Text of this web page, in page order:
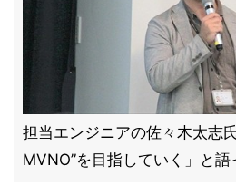
担当エンジニアの佐々木太志
MVNO”を目指していく」と語